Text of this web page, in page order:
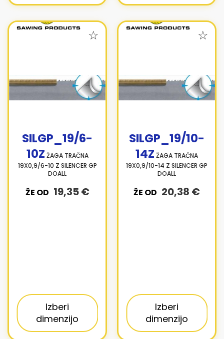
SILGP_19/6-
10Z ŽAGA TRAČNA
19X0,9/6-10 Z SILENCER GP
DOALL
ŽE OD 19,35 €
Izberi
dimenzijo
SILGP_19/10-
14Z ŽAGA TRAČNA
19X0,9/10-14 Z SILENCER GP
DOALL
ŽE OD 20,38 €
Izberi
dimenzijo